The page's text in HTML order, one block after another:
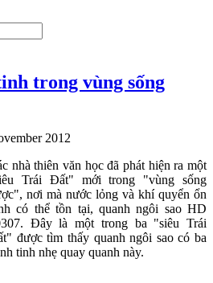
trong vùng sống
2012
nhà thiên văn học đã phát hiện ra một
Trái Đất" mới trong "vùng sống
nơi mà nước lỏng và khí quyển ổn
có thể tồn tại, quanh ngôi sao HD
Đây là một trong ba "siêu Trái
được tìm thấy quanh ngôi sao có ba
tinh nhẹ quay quanh này.